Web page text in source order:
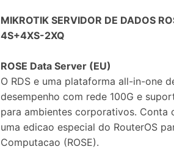
MIKROTIK SERVIDOR DE DADOS
4S+4XS-2XQ
ROSE Data Server (EU)
O RDS e uma plataforma all-in-one
desempenho com rede 100G e
para ambientes corporativos. Conta
uma edicao especial do RouterOS
Computacao (ROSE).